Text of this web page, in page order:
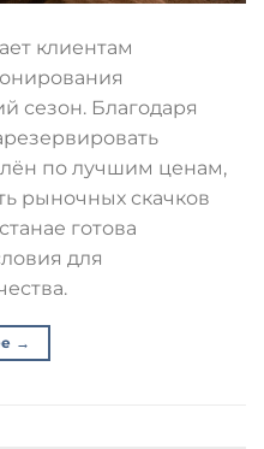
клиентам
сезон. Благодаря
по лучшим ценам,
рыночных скачков
готова
для
→